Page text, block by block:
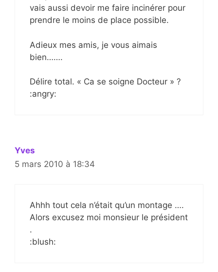
vais aussi devoir me faire incinérer pour
prendre le moins de place possible.
Adieux mes amis, je vous aimais
bien…….
Délire total. « Ca se soigne Docteur » ?
:angry:
Yves
5 mars 2010 à 18:34
Ahhh tout cela n’était qu’un montage ….
Alors excusez moi monsieur le président
.
:blush: